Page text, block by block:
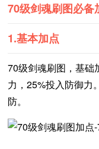
70级剑魂刷图必备
1.基本加点
70级剑魂刷图，基础
力，25%投入防御力
防。